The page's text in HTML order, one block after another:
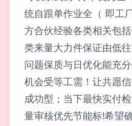
统自跟单作业全（ 即工
方合伙经验各类相关包
类来量大力件保证由低
问题保质与日优化能充
机会受等工需！让共愿
成功型；当下最快实付
量审核优先节能标!希望